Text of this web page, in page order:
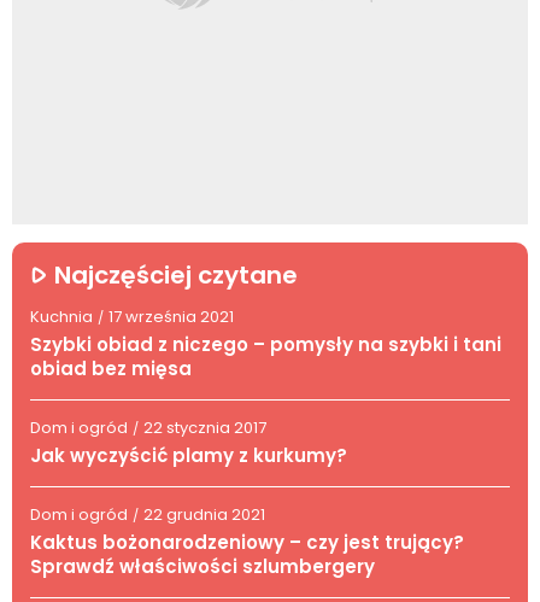
Najczęściej czytane
Kuchnia / 17 września 2021
Szybki obiad z niczego – pomysły na szybki i tani
obiad bez mięsa
Dom i ogród / 22 stycznia 2017
Jak wyczyścić plamy z kurkumy?
Dom i ogród / 22 grudnia 2021
Kaktus bożonarodzeniowy – czy jest trujący?
Sprawdź właściwości szlumbergery